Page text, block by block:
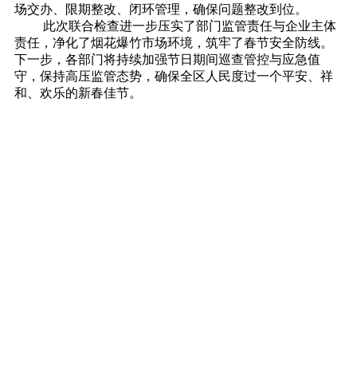
场交办、限期整改、闭环管理，确保问题整改到位。
此次联合检查进一步压实了部门监管责任与企业主体
责任，净化了烟花爆竹市场环境，筑牢了春节安全防线。
下一步，各部门将持续加强节日期间巡查管控与应急值
守，保持高压监管态势，确保全区人民度过一个平安、祥
和、欢乐的新春佳节。